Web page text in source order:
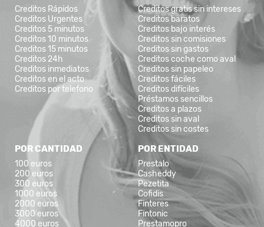
Creditos Rápidos
Creditos Urgentes
Creditos 5 minutos
Creditos 10 minutos
Creditos 15 minutos
Creditos 24h
Creditos inmediatos
Creditos en el acto
Creditos por telefono
Creditos gratis sin intereses
Creditos baratos
Creditos bajo interés
Creditos sin comisiones
Creditos sin gastos
Creditos coche como aval
Creditos sin papeleo
Creditos fáciles
Creditos difíciles
Préstamos sencillos
Creditos a plazos
Creditos sin aval
Creditos sin costes
POR CANTIDAD
100 euros
200 euros
300 euros
1000 euros
2000 euros
3000 euros
4000 euros
POR ENTIDAD
Prestalo
Casheddy
Pezetita
Cofidis
Finteres
Fintonic
Prestamopro